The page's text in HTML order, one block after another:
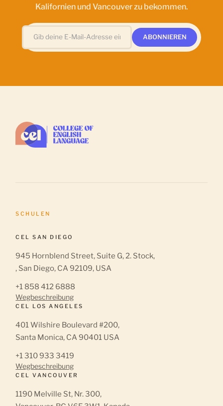
Kalifornien und Vancouver zu bekommen.
SCHULEN
CEL SAN DIEGO
945 Hornblend Street, Suite G, 2. Stock,
, San Diego, CA 92109, USA
+1 858 412 6888
Wegbeschreibung
CEL LOS ANGELES
401 Wilshire Boulevard #200,
Santa Monica, CA 90401 USA
+1 310 933 3419
Wegbeschreibung
CEL VANCOUVER
1190 Melville St, Nr. 300,